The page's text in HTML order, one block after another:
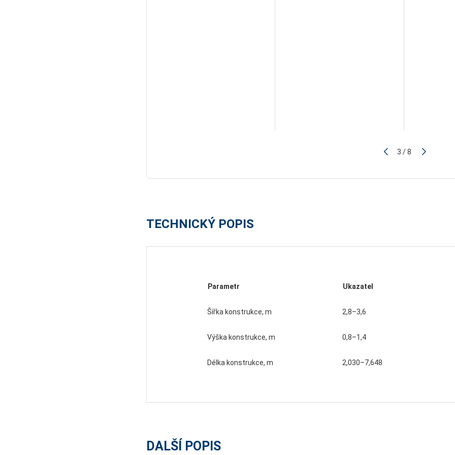
4 /8
TECHNICKÝ POPIS
Parametr Ukazatel
Šířka konstrukce, m 2,8–3,6
Výška konstrukce, m 0,8–1,4
Délka konstrukce, m 2,030–7,648
DALŠÍ POPIS